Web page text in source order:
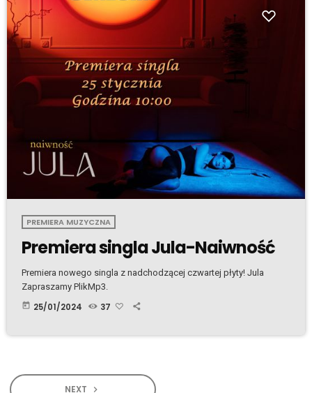
PREMIERA MUZYCZNA
Premiera singla Jula-Naiwność
Premiera nowego singla z nadchodzącej czwartej płyty! Jula
Zapraszamy PlikMp3.
today 25/01/2024 37
NEXT navigate_next